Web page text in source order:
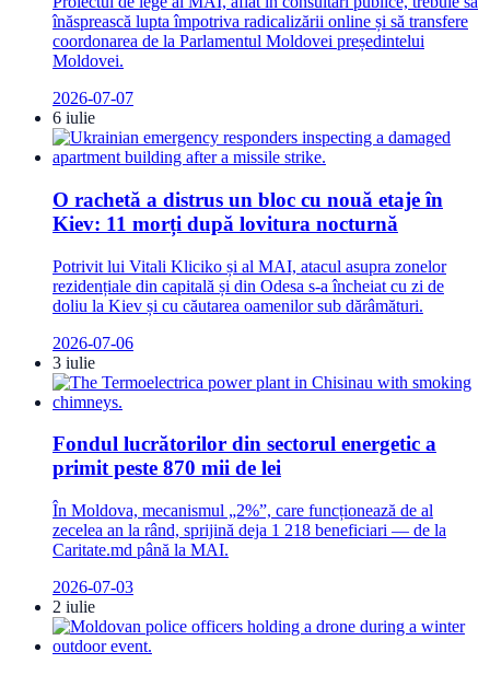
înăsprească lupta împotriva radicalizării online și să transfere
coordonarea de la Parlamentul Moldovei președintelui
Moldovei.
2026-07-07
6 iulie
O rachetă a distrus un bloc cu nouă etaje în
Kiev: 11 morți după lovitura nocturnă
Potrivit lui Vitali Kliciko și al MAI, atacul asupra zonelor
rezidențiale din capitală și din Odesa s-a încheiat cu zi de
doliu la Kiev și cu căutarea oamenilor sub dărâmături.
2026-07-06
3 iulie
Fondul lucrătorilor din sectorul energetic a
primit peste 870 mii de lei
În Moldova, mecanismul „2%”, care funcționează de al
zecelea an la rând, sprijină deja 1 218 beneficiari — de la
Caritate.md până la MAI.
2026-07-03
2 iulie